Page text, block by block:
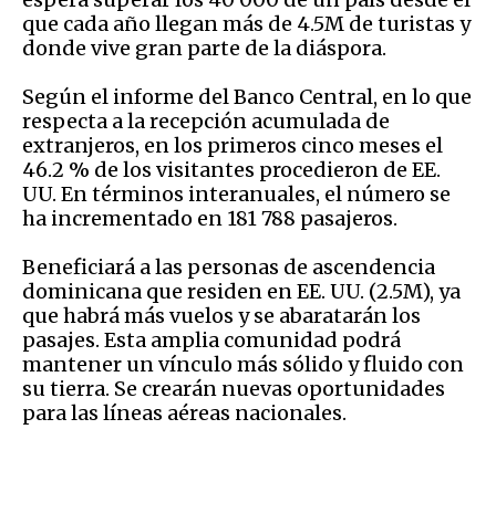
que cada año llegan más de 4.5M de turistas y
donde vive gran parte de la diáspora.
Según el informe del Banco Central, en lo que
respecta a la recepción acumulada de
extranjeros, en los primeros cinco meses el
46.2 % de los visitantes procedieron de EE.
UU. En términos interanuales, el número se
ha incrementado en 181 788 pasajeros.
Beneficiará a las personas de ascendencia
dominicana que residen en EE. UU. (2.5M), ya
que habrá más vuelos y se abaratarán los
pasajes. Esta amplia comunidad podrá
mantener un vínculo más sólido y fluido con
su tierra. Se crearán nuevas oportunidades
para las líneas aéreas nacionales.